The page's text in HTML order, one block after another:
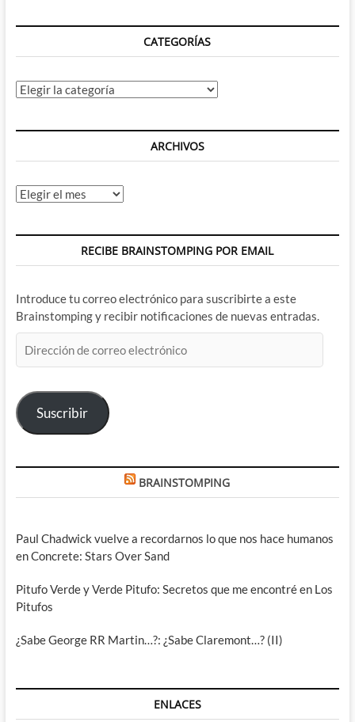
CATEGORÍAS
Categorías
ARCHIVOS
Archivos
RECIBE BRAINSTOMPING POR EMAIL
Introduce tu correo electrónico para suscribirte a este
Brainstomping y recibir notificaciones de nuevas entradas.
de
electrónico
Suscribir
BRAINSTOMPING
Paul Chadwick vuelve a recordarnos lo que nos hace humanos
en Concrete: Stars Over Sand
Pitufo Verde y Verde Pitufo: Secretos que me encontré en Los
Pitufos
¿Sabe George RR Martin…?: ¿Sabe Claremont…? (II)
ENLACES